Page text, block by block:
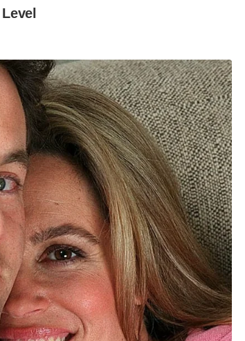
คส่วนในจังหวัดภูเก็ต
เรื่องของความเหมาะสมว่าจะทำการควบ
เป็นต้องจริงจังในการผลักดันเรื่องควบรวม
องสร้างแรงจูงใจให้บุคคลที่เกี่ยวข้องเห็น
นกำลังดูพื้นที่ตัวอย่างอยู่ว่า เราจะไปลงใน
รียนมีความชัดเจนขึ้น
ยบายในการพัฒนาโรงเรียนเหล่านี้อย่างไร
และพบเห็นว่า ในทุกๆ จังหวัดนั้น โรงเรียนดี
ามเข้ามาเรียน ซึ่งส่วนหนึ่งอาจจะเป็น